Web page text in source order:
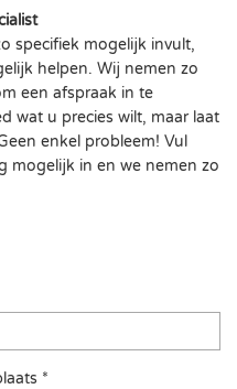
specifiek mogelijk invult,
helpen. Wij nemen zo
een afspraak in te
wat u precies wilt, maar laat
enkel probleem! Vul
mogelijk in en we nemen zo
*